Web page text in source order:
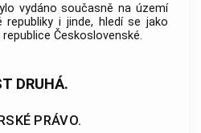
vydáno současně na území
republiky i jinde, hledí se jako
Československé.
DRUHÁ.
PRÁVO.